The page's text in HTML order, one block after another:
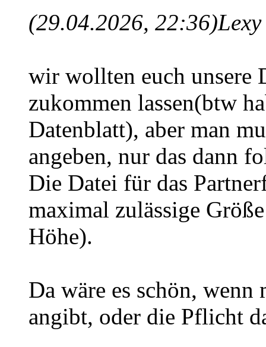
(29.04.2026, 22:36)
wir wollten euch unsere
zukommen lassen(btw
Datenblatt), aber man
angeben, nur das dann
Die Datei für das
maximal zulässige
Höhe).
Da wäre es schön, wenn
angibt, oder die Pflicht